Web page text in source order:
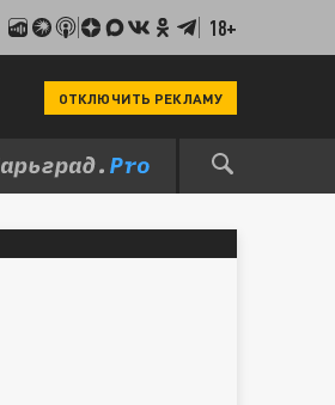
18+
ОТКЛЮЧИТЬ РЕКЛАМУ